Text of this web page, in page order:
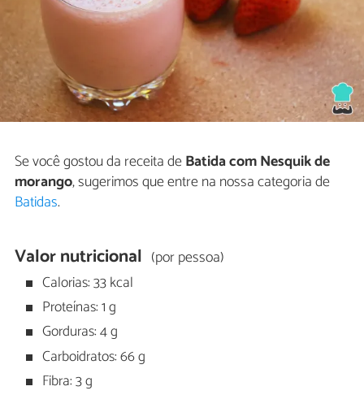
Se você gostou da receita deBatida com Nesquik de
morango, sugerimos que entre na nossa categoria de
Batidas.
Valor nutricional (por pessoa)
Calorias: 33 kcal
Proteínas: 1 g
Gorduras: 4 g
Carboidratos: 66 g
Fibra: 3 g